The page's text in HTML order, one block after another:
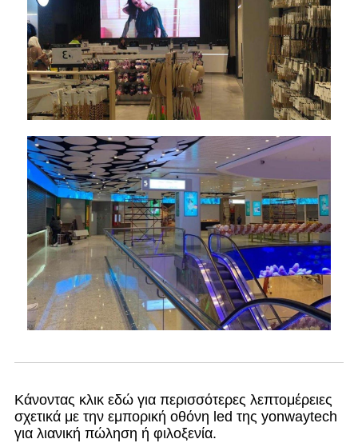
Κάνοντας κλικ εδώ για περισσότερες λεπτομέρειες
σχετικά με την εμπορική οθόνη led της yonwaytech
για λιανική πώληση ή φιλοξενία.